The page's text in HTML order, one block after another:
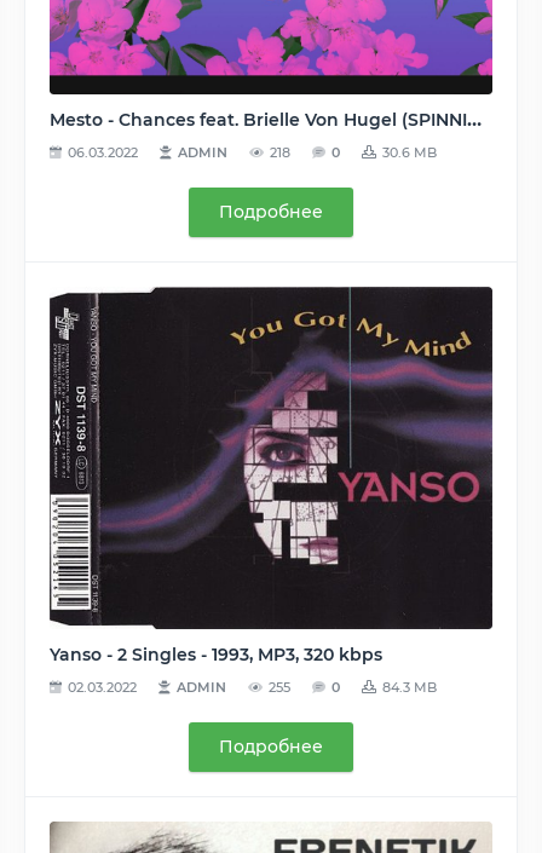
Mesto - Chances feat. Brielle Von Hugel (SPINNIN' RECORDS [SP1334]) - 2017, FLAC (tracks), lossless
06.03.2022 ADMIN 218 0 30.6 MB
Подробнее
Yanso - 2 Singles - 1993, MP3, 320 kbps
02.03.2022 ADMIN 255 0 84.3 MB
Подробнее